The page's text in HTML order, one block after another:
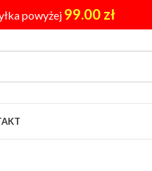
powyżej 99.00 zł